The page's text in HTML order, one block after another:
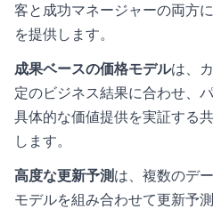
客と成功マネージャーの両方
を提供します。
成果ベースの価格モデルは、
定のビジネス結果に合わせ、
具体的な価値提供を実証する
します。
高度な更新予測 は、複数のデ
モデルを組み合わせて更新予